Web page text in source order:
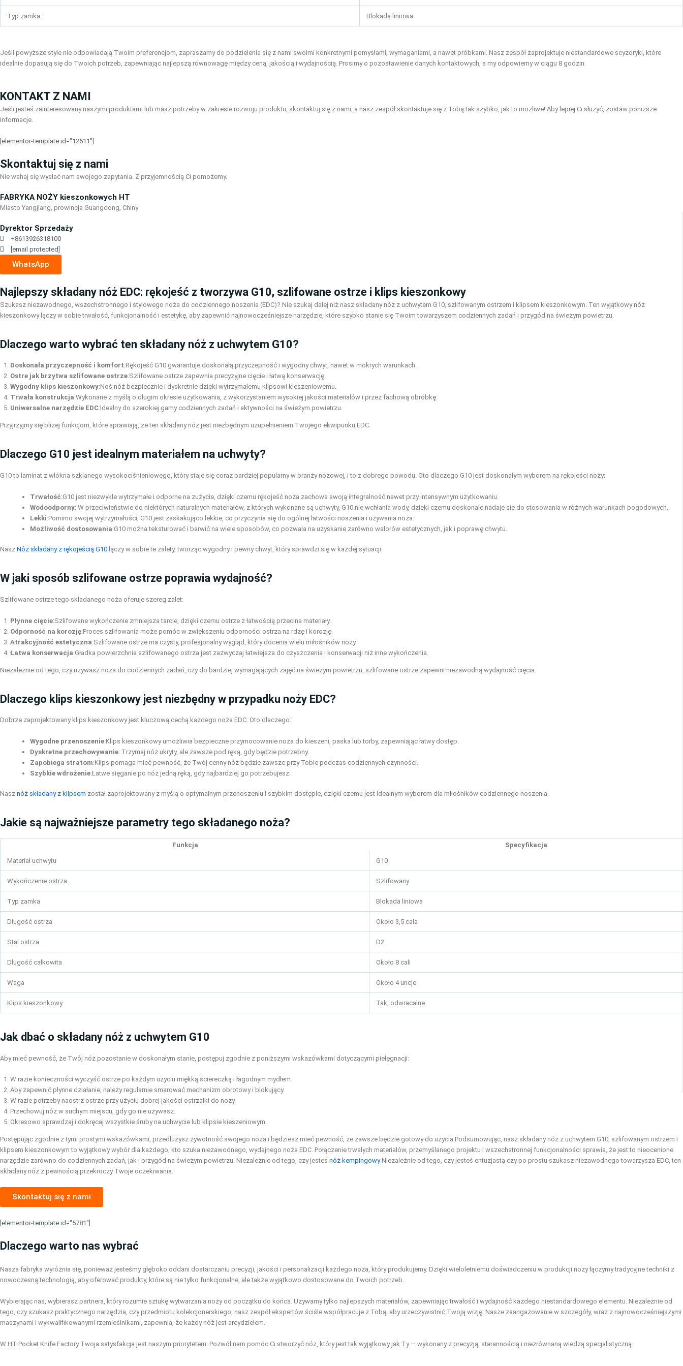
Typ zamka: Blokada liniowa
Jeśli powyższe style nie odpowiadają Twoim preferencjom, zapraszamy do podzielenia się z nami swoimi konkretnymi pomysłami, wymaganiami, a nawet próbkami. Nasz zespół zaprojektuje niestandardowe scyzoryki, które
idealnie dopasują się do Twoich potrzeb, zapewniając najlepszą równowagę między ceną, jakością i wydajnością. Prosimy o pozostawienie danych kontaktowych, a my odpowiemy w ciągu 8 godzin.
KONTAKT Z NAMI
Jeśli jesteś zainteresowany naszymi produktami lub masz potrzeby w zakresie rozwoju produktu, skontaktuj się z nami, a nasz zespół skontaktuje się z Tobą tak szybko, jak to możliwe! Aby lepiej Ci służyć, zostaw poniższe
informacje.
[elementor-template id="12611"]
Skontaktuj się z nami
Nie wahaj się wysłać nam swojego zapytania. Z przyjemnością Ci pomożemy.
FABRYKA NOŻY kieszonkowych HT
Miasto Yangjiang, prowincja Guangdong, Chiny
Dyrektor Sprzedaży
+8613926318100
[email protected]
WhatsApp
Najlepszy składany nóż EDC: rękojeść z tworzywa G10, szlifowane ostrze i klips kieszonkowy
Szukasz niezawodnego, wszechstronnego i stylowego noża do codziennego noszenia (EDC)? Nie szukaj dalej niż nasz składany nóż z uchwytem G10, szlifowanym ostrzem i klipsem kieszonkowym. Ten wyjątkowy nóż
kieszonkowy łączy w sobie trwałość, funkcjonalność i estetykę, aby zapewnić najnowocześniejsze narzędzie, które szybko stanie się Twoim towarzyszem codziennych zadań i przygód na świeżym powietrzu.
Dlaczego warto wybrać ten składany nóż z uchwytem G10?
Doskonała przyczepność i komfort:Rękojeść G10 gwarantuje doskonałą przyczepność i wygodny chwyt, nawet w mokrych warunkach.
Ostre jak brzytwa szlifowane ostrze:Szlifowane ostrze zapewnia precyzyjne cięcie i łatwą konserwację.
Wygodny klips kieszonkowy:Noś nóż bezpiecznie i dyskretnie dzięki wytrzymałemu klipsowi kieszeniowemu.
Trwała konstrukcja:Wykonane z myślą o długim okresie użytkowania, z wykorzystaniem wysokiej jakości materiałów i przez fachową obróbkę.
Uniwersalne narzędzie EDC:Idealny do szerokiej gamy codziennych zadań i aktywności na świeżym powietrzu.
Przyjrzyjmy się bliżej funkcjom, które sprawiają, że ten składany nóż jest niezbędnym uzupełnieniem Twojego ekwipunku EDC.
Dlaczego G10 jest idealnym materiałem na uchwyty?
G10 to laminat z włókna szklanego wysokociśnieniowego, który staje się coraz bardziej popularny w branży nożowej, i to z dobrego powodu. Oto dlaczego G10 jest doskonałym wyborem na rękojeści noży:
Trwałość:G10 jest niezwykle wytrzymałe i odporne na zużycie, dzięki czemu rękojeść noża zachowa swoją integralność nawet przy intensywnym użytkowaniu.
Wodoodporny: W przeciwieństwie do niektórych naturalnych materiałów, z których wykonane są uchwyty, G10 nie wchłania wody, dzięki czemu doskonale nadaje się do stosowania w różnych warunkach pogodowych.
Lekki:Pomimo swojej wytrzymałości, G10 jest zaskakująco lekkie, co przyczynia się do ogólnej łatwości noszenia i używania noża.
Możliwość dostosowania:G10 można teksturować i barwić na wiele sposobów, co pozwala na uzyskanie zarówno walorów estetycznych, jak i poprawę chwytu.
Nasz Nóż składany z rękojeścią G10 łączy w sobie te zalety, tworząc wygodny i pewny chwyt, który sprawdzi się w każdej sytuacji.
W jaki sposób szlifowane ostrze poprawia wydajność?
Szlifowane ostrze tego składanego noża oferuje szereg zalet:
Płynne cięcie:Szlifowane wykończenie zmniejsza tarcie, dzięki czemu ostrze z łatwością przecina materiały.
Odporność na korozję:Proces szlifowania może pomóc w zwiększeniu odporności ostrza na rdzę i korozję.
Atrakcyjność estetyczna:Szlifowane ostrze ma czysty, profesjonalny wygląd, który docenia wielu miłośników noży.
Łatwa konserwacja:Gładka powierzchnia szlifowanego ostrza jest zazwyczaj łatwiejsza do czyszczenia i konserwacji niż inne wykończenia.
Niezależnie od tego, czy używasz noża do codziennych zadań, czy do bardziej wymagających zajęć na świeżym powietrzu, szlifowane ostrze zapewni niezawodną wydajność cięcia.
Dlaczego klips kieszonkowy jest niezbędny w przypadku noży EDC?
Dobrze zaprojektowany klips kieszonkowy jest kluczową cechą każdego noża EDC. Oto dlaczego:
Wygodne przenoszenie:Klips kieszonkowy umożliwia bezpieczne przymocowanie noża do kieszeni, paska lub torby, zapewniając łatwy dostęp.
Dyskretne przechowywanie: Trzymaj nóż ukryty, ale zawsze pod ręką, gdy będzie potrzebny.
Zapobiega stratom:Klips pomaga mieć pewność, że Twój cenny nóż będzie zawsze przy Tobie podczas codziennych czynności.
Szybkie wdrożenie:Łatwe sięganie po nóż jedną ręką, gdy najbardziej go potrzebujesz.
Nasz nóż składany z klipsem został zaprojektowany z myślą o optymalnym przenoszeniu i szybkim dostępie, dzięki czemu jest idealnym wyborem dla miłośników codziennego noszenia.
Jakie są najważniejsze parametry tego składanego noża?
Funkcja Specyfikacja
Materiał uchwytu G10
Wykończenie ostrza Szlifowany
Typ zamka Blokada liniowa
Długość ostrza Około 3,5 cala
Stal ostrza D2
Długość całkowita Około 8 cali
Waga Około 4 uncje
Klips kieszonkowy Tak, odwracalne
Jak dbać o składany nóż z uchwytem G10
Aby mieć pewność, że Twój nóż pozostanie w doskonałym stanie, postępuj zgodnie z poniższymi wskazówkami dotyczącymi pielęgnacji:
W razie konieczności wyczyść ostrze po każdym użyciu miękką ściereczką i łagodnym mydłem.
Aby zapewnić płynne działanie, należy regularnie smarować mechanizm obrotowy i blokujący.
W razie potrzeby naostrz ostrze przy użyciu dobrej jakości ostrzałki do noży.
Przechowuj nóż w suchym miejscu, gdy go nie używasz.
Okresowo sprawdzaj i dokręcaj wszystkie śruby na uchwycie lub klipsie kieszeniowym.
Postępując zgodnie z tymi prostymi wskazówkami, przedłużysz żywotność swojego noża i będziesz mieć pewność, że zawsze będzie gotowy do użycia.Podsumowując, nasz składany nóż z uchwytem G10, szlifowanym ostrzem i
klipsem kieszonkowym to wyjątkowy wybór dla każdego, kto szuka niezawodnego, wydajnego noża EDC. Połączenie trwałych materiałów, przemyślanego projektu i wszechstronnej funkcjonalności sprawia, że jest to nieocenione
narzędzie zarówno do codziennych zadań, jak i przygód na świeżym powietrzu. Niezależnie od tego, czy jesteś nóż kempingowyNiezależnie od tego, czy jesteś entuzjastą czy po prostu szukasz niezawodnego towarzysza EDC, ten
składany nóż z pewnością przekroczy Twoje oczekiwania.
Skontaktuj się z nami
[elementor-template id="5781"]
Dlaczego warto nas wybrać
Nasza fabryka wyróżnia się, ponieważ jesteśmy głęboko oddani dostarczaniu precyzji, jakości i personalizacji każdego noża, który produkujemy. Dzięki wieloletniemu doświadczeniu w produkcji noży łączymy tradycyjne techniki z
nowoczesną technologią, aby oferować produkty, które są nie tylko funkcjonalne, ale także wyjątkowo dostosowane do Twoich potrzeb.
Wybierając nas, wybierasz partnera, który rozumie sztukę wytwarzania noży od początku do końca. Używamy tylko najlepszych materiałów, zapewniając trwałość i wydajność każdego niestandardowego elementu. Niezależnie od
tego, czy szukasz praktycznego narzędzia, czy przedmiotu kolekcjonerskiego, nasz zespół ekspertów ściśle współpracuje z Tobą, aby urzeczywistnić Twoją wizję. Nasze zaangażowanie w szczegóły, wraz z najnowocześniejszymi
maszynami i wykwalifikowanymi rzemieślnikami, zapewnia, że każdy nóż jest arcydziełem.
W HT Pocket Knife Factory Twoja satysfakcja jest naszym priorytetem. Pozwól nam pomóc Ci stworzyć nóż, który jest tak wyjątkowy jak Ty — wykonany z precyzją, starannością i niezrównaną wiedzą specjalistyczną.